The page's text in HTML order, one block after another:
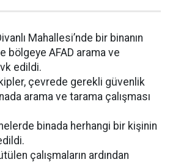
Mahallesi’nde bir binanın
bölgeye AFAD arama ve
edildi.
çevrede gerekli güvenlik
arama ve tarama çalışması
binada herhangi bir kişinin
çalışmaların ardından